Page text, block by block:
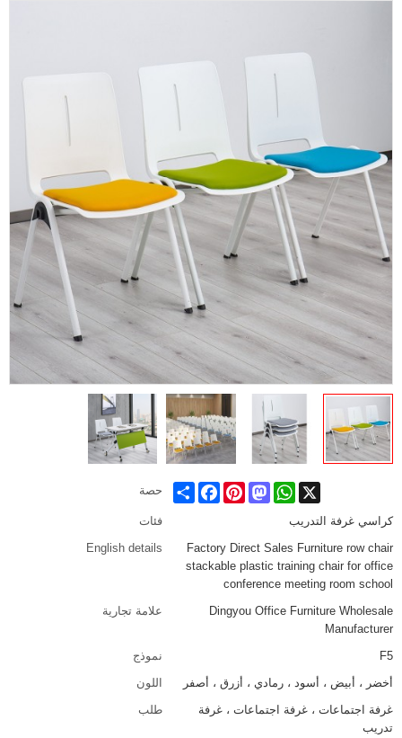
حصة Share
FacebookPinterestMastodon
WhatsApp X
فئات
كراسي غرفة التدريب
English details
Factory Direct Sales Furniture row chair
stackable plastic training chair for office
conference meeting room school
علامة تجارية
Dingyou Office Furniture Wholesale
Manufacturer
نموذج
F5
اللون
أخضر ، أبيض ، أسود ، رمادي ، أزرق ، أصفر
طلب
غرفة اجتماعات ، غرفة اجتماعات ، غرفة
تدريب